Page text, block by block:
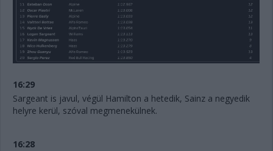
16:29
Sargeant is javul, végül Hamilton a hetedik, Sainz a negyedik
helyre kerül, szóval megmenekülnek.
16:28